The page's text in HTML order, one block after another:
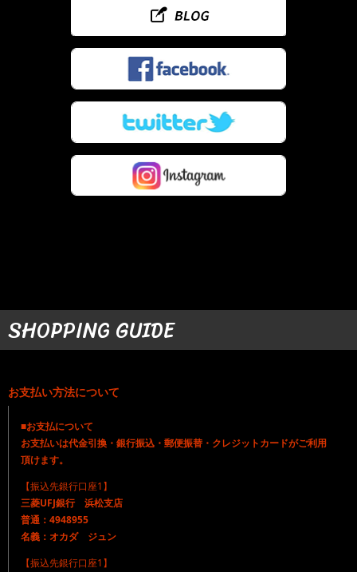
SHOPPING GUIDE
お支払い方法について
■お支払について
お支払いは代金引換・銀行振込・郵便振替・クレジットカードがご利用
頂けます。
【振込先銀行口座1】
三菱UFJ銀行 浜松支店
普通：4948955
名義：オカダ ジュン
【振込先銀行口座1】